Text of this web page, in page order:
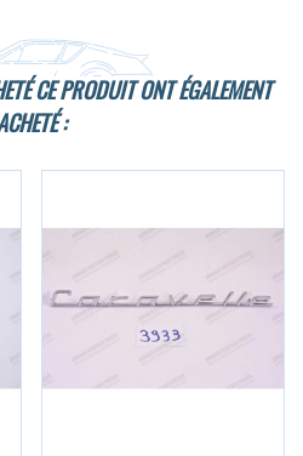
CE PRODUIT ONT ÉGALEMENT
: